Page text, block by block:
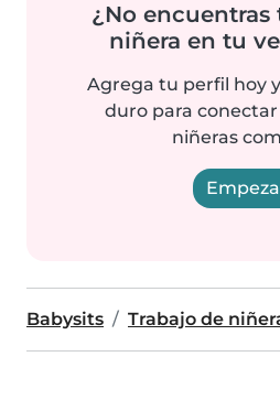
¿No encuentras
niñera en tu
Agrega tu perfil hoy
duro para
niñeras
Babysits Trabajo de